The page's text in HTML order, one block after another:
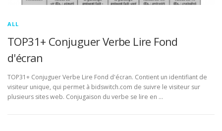
ALL
TOP31+ Conjuguer Verbe Lire Fond
d'écran
TOP31+ Conjuguer Verbe Lire Fond d'écran. Contient un identifiant de
visiteur unique, qui permet à bidswitch.com de suivre le visiteur sur
plusieurs sites web. Conjugaison du verbe se lire en …